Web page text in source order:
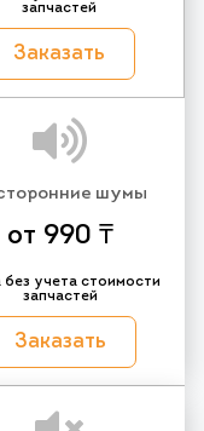
запчастей
Заказать
шумы
от 990 ₸
без учета стоимости
запчастей
Заказать